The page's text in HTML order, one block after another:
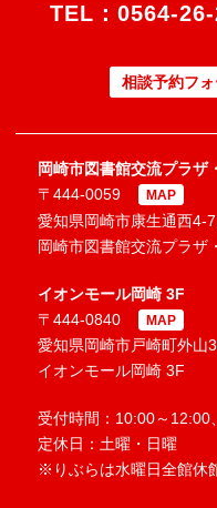
TEL： 0564-
相談予約フ
岡崎市図書館交流プラザ
〒444-0059
MAP
愛知県岡崎市康生通西4-
岡崎市図書館交流プラザ
イオンモール岡崎 3F
〒444-0840
MAP
愛知県岡崎市戸崎町外山
イオンモール岡崎 3F
受付時間：10:00～12:00
定休日：土曜・日曜
※りぶらは水曜日全館休